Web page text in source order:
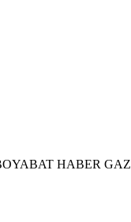
BOYABAT HABER